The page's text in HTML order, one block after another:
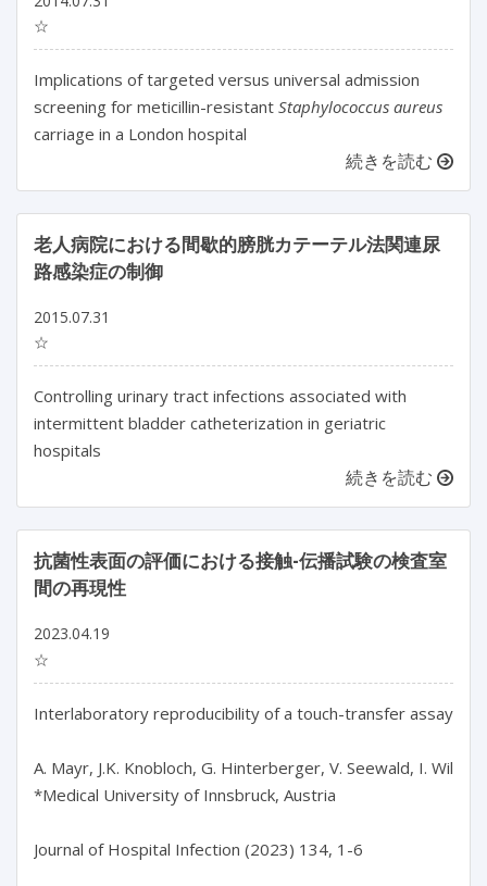
☆
Implications of targeted versus universal admission
screening for meticillin-resistant Staphylococcus aureus
carriage in a London hospital
続きを読む
老人病院における間歇的膀胱カテーテル法関連尿
路感染症の制御
2015.07.31
☆
Controlling urinary tract infections associated with
intermittent bladder catheterization in geriatric
hospitals
続きを読む
抗菌性表面の評価における接触-伝播試験の検査室
間の再現性
2023.04.19
☆
Interlaboratory reproducibility of a touch-transfer assay for
A. Mayr, J.K. Knobloch, G. Hinterberger, V. Seewald, I. Wille,
*Medical University of Innsbruck, Austria
Journal of Hospital Infection (2023) 134, 1-6